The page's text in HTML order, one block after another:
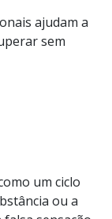
ajudam a
sem
um ciclo
ou a